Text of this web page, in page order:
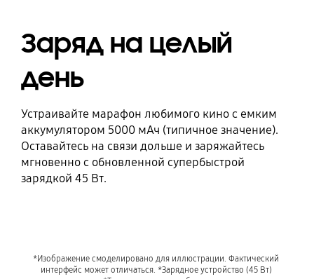
Заряд на целый
день
Устраивайте марафон любимого кино с емким
аккумулятором 5000 мАч (типичное значение).
Оставайтесь на связи дольше и заряжайтесь
мгновенно с обновленной супербыстрой
зарядкой 45 Вт.
*Изображение смоделировано для иллюстрации. Фактический
интерфейс может отличаться. *Зарядное устройство (45 Вт)